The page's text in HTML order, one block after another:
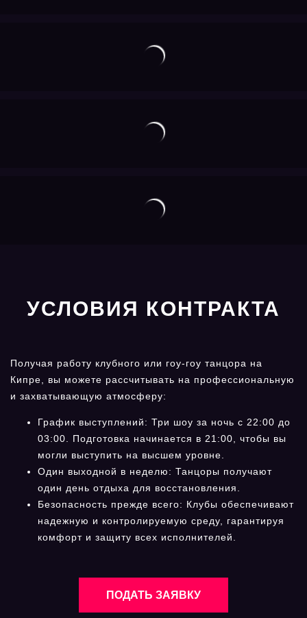
УСЛОВИЯ КОНТРАКТА
Получая работу клубного или гоу-гоу танцора на
Кипре, вы можете рассчитывать на профессиональную
и захватывающую атмосферу:
График выступлений: Три шоу за ночь с 22:00 до
03:00. Подготовка начинается в 21:00, чтобы вы
могли выступить на высшем уровне.
Один выходной в неделю: Танцоры получают
один день отдыха для восстановления.
Безопасность прежде всего: Клубы обеспечивают
надежную и контролируемую среду, гарантируя
комфорт и защиту всех исполнителей.
ПОДАТЬ ЗАЯВКУ